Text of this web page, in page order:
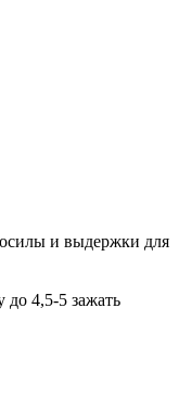
и выдержки для
4,5-5 зажать